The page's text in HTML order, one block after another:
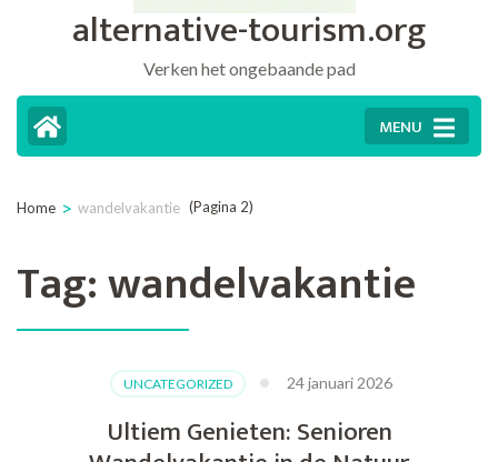
alternative-tourism.org
Verken het ongebaande pad
MENU
Home > wandelvakantie (Pagina 2)
Tag:wandelvakantie
UNCATEGORIZED 24 januari 2026
Ultiem Genieten: Senioren